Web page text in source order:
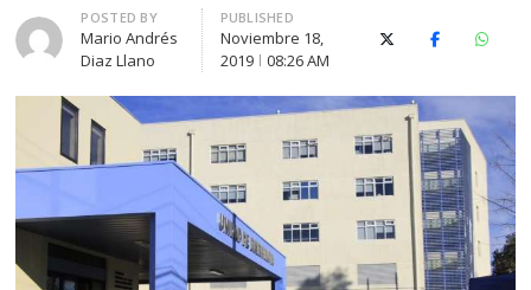
Author
POSTED BY
Mario Andrés
Diaz Llano
PUBLISHED
Noviembre 18,
2019
08:26 AM
X (Twitter)Facebook